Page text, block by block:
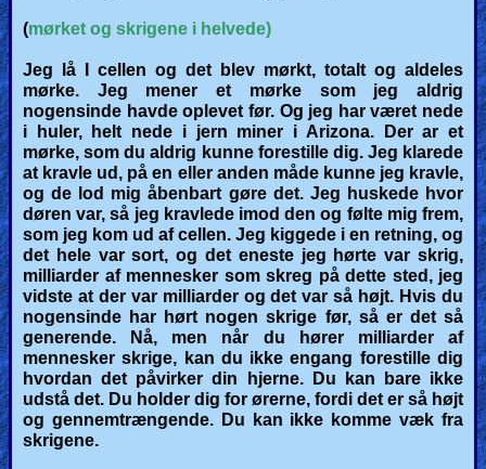
(mørket og skrigene i helvede)
Jeg lå I cellen og det blev mørkt, totalt og aldeles
mørke. Jeg mener et mørke som jeg aldrig
nogensinde havde oplevet før. Og jeg har været nede
i huler, helt nede i jern miner i Arizona. Der ar et
mørke, som du aldrig kunne forestille dig. Jeg klarede
at kravle ud, på en eller anden måde kunne jeg kravle,
og de lod mig åbenbart gøre det. Jeg huskede hvor
døren var, så jeg kravlede imod den og følte mig frem,
som jeg kom ud af cellen. Jeg kiggede i en retning, og
det hele var sort, og det eneste jeg hørte var skrig,
milliarder af mennesker som skreg på dette sted, jeg
vidste at der var milliarder og det var så højt. Hvis du
nogensinde har hørt nogen skrige før, så er det så
generende. Nå, men når du hører milliarder af
mennesker skrige, kan du ikke engang forestille dig
hvordan det påvirker din hjerne.
Du
kan bare ikke
udstå det. Du holder dig for ørerne, fordi det er så højt
og gennemtrængende. Du kan ikke komme væk fra
skrigene.